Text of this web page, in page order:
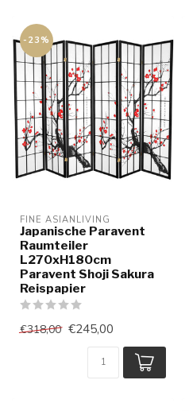
-23%
FINE ASIANLIVING
Japanische Paravent
Raumteiler
L270xH180cm
Paravent Shoji Sakura
Reispapier
€318,00 €245,00